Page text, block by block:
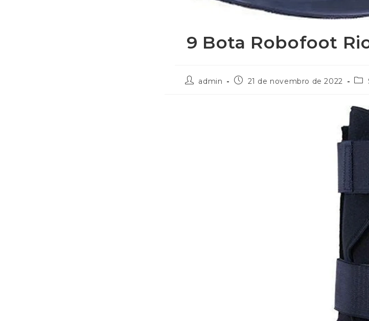
9 Bota Robofoot
admin 21 de novembro de 2022